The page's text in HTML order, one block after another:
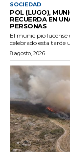
SOCIEDAD
POL (LUGO),
RECUERDA EN
PERSONAS
El municipio lucense
celebrado esta tarde
8 agosto, 2026